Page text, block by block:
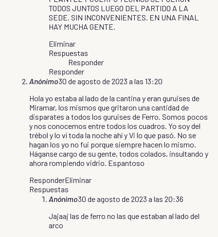
TODOS JUNTOS LUEGO DEL PARTIDO A LA
SEDE. SIN INCONVENIENTES. EN UNA FINAL
HAY MUCHA GENTE.
Eliminar
Respuestas
Responder
Responder
Anónimo30 de agosto de 2023 a las 13:20
Hola yo estaba al lado de la cantina y eran guruises de
Miramar, los mismos que gritaron una cantidad de
disparates a todos los guruises de Ferro. Somos pocos
y nos conocemos entre todos los cuadros. Yo soy del
trébol y lo ví toda la noche ahí y Vi lo que pasó. No se
hagan los yo no fui porque siempre hacen lo mismo.
Háganse cargo de su gente, todos colados, insultando y
ahora rompiendo vidrio. Espantoso
ResponderEliminar
Respuestas
Anónimo30 de agosto de 2023 a las 20:36
Jajaaj las de ferro no las que estaban al lado del
arco